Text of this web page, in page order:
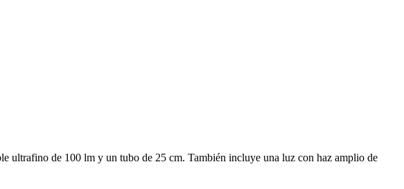
ultrafino de 100 lm y un tubo de 25 cm. También incluye una luz con haz amplio de